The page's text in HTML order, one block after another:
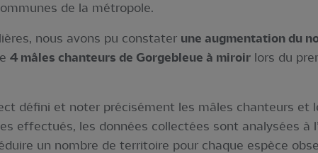
de la métropole.
nous avons pu constater une augmentation du
4 mâles chanteurs de Gorgebleue à miroirlors du
défini et noter précisément les mâles chanteurs et
effectués, les données collectées sont analysées à
un nombre de territoire pour chaque espèce